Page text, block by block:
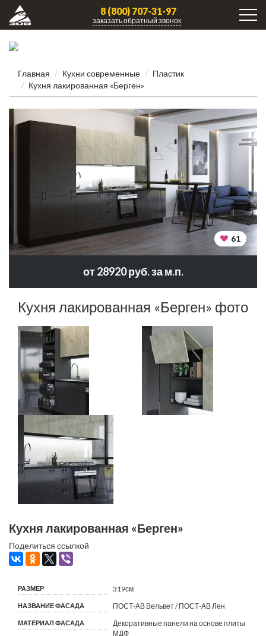
8 (800) 707-31-97
заказать обратный звонок
Главная Кухни современные
Пластик
Кухня лакированная «Берген»
61
от 28920 руб. за м.п.
Кухня лакированная «Берген» фото
Кухня лакированная «Берген»
Поделиться ссылкой
РАЗМЕР 319см
НАЗВАНИЕ ФАСАДА ПОСТ-АВ Вельвет / ПОСТ-АВ Лен
МАТЕРИАЛ ФАСАДА
Декоративные панели на основе плиты
МДФ